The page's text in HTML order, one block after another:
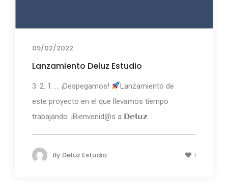
09/02/2022
Lanzamiento Deluz Estudio
3. 2. 1. ... ¡Despegamos!
Lanzamiento de
este proyecto en el que llevamos tiempo
trabajando. ¡Bienvenid@s a 𝗗𝗲𝗹𝘂𝘇...
By Deluz Estudio 1